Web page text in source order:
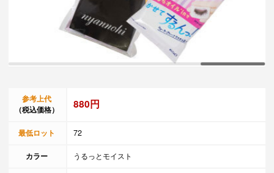
参考上代
（税込価格）
880円
最低ロット 72
カラー うるっとモイスト